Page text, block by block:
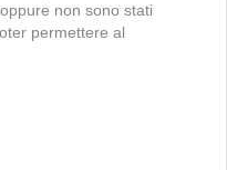
non sono stati
permettere al